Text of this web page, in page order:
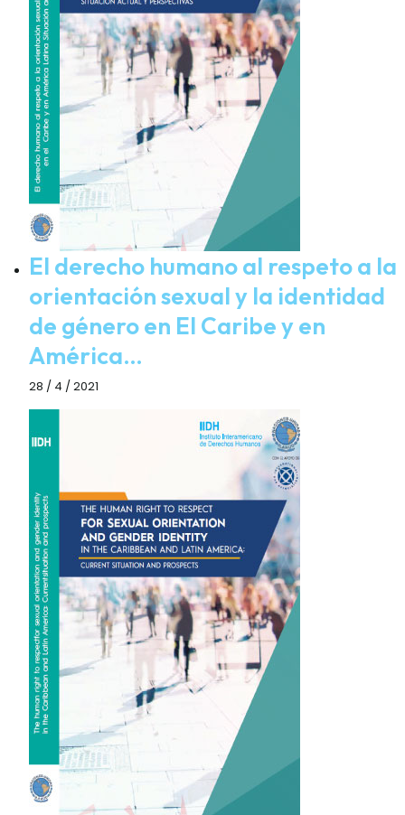
El derecho humano al respeto a la
orientación sexual y la identidad
de género en El Caribe y en
América…
28 / 4 / 2021